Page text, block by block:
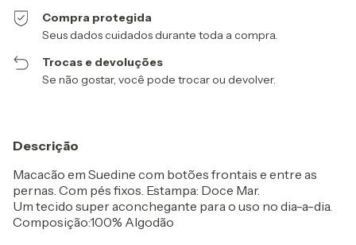
Compra protegida
Seus dados cuidados durante toda a compra.
Trocas e devoluções
Se não gostar, você pode trocar ou devolver.
Descrição
Macacão em Suedine com botões frontais e entre as
pernas. Com pés fixos. Estampa: Doce Mar.
Um tecido super aconchegante para o uso no dia-a-dia.
Composição:100% Algodão